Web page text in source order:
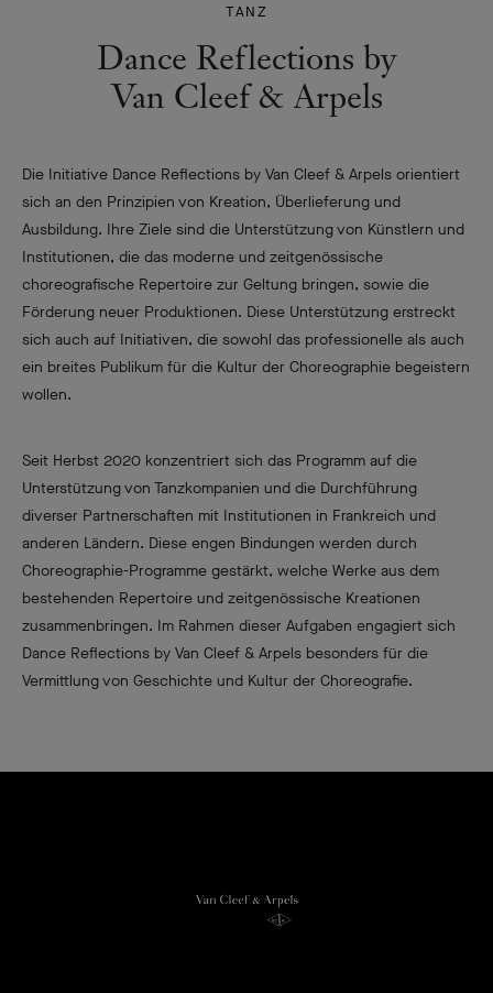
TANZ
Dance Reflections by
Van Cleef & Arpels
Die Initiative Dance Reflections by Van Cleef & Arpels orientiert
sich an den Prinzipien von Kreation, Überlieferung und
Ausbildung. Ihre Ziele sind die Unterstützung von Künstlern und
Institutionen, die das moderne und zeitgenössische
choreografische Repertoire zur Geltung bringen, sowie die
Förderung neuer Produktionen. Diese Unterstützung erstreckt
sich auch auf Initiativen, die sowohl das professionelle als auch
ein breites Publikum für die Kultur der Choreographie begeistern
wollen.
Seit Herbst 2020 konzentriert sich das Programm auf die
Unterstützung von Tanzkompanien und die Durchführung
diverser Partnerschaften mit Institutionen in Frankreich und
anderen Ländern. Diese engen Bindungen werden durch
Choreographie-Programme gestärkt, welche Werke aus dem
bestehenden Repertoire und zeitgenössische Kreationen
zusammenbringen. Im Rahmen dieser Aufgaben engagiert sich
Dance Reflections by Van Cleef & Arpels besonders für die
Vermittlung von Geschichte und Kultur der Choreografie.